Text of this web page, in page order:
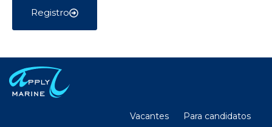
Registro
Vacantes Para candidatos